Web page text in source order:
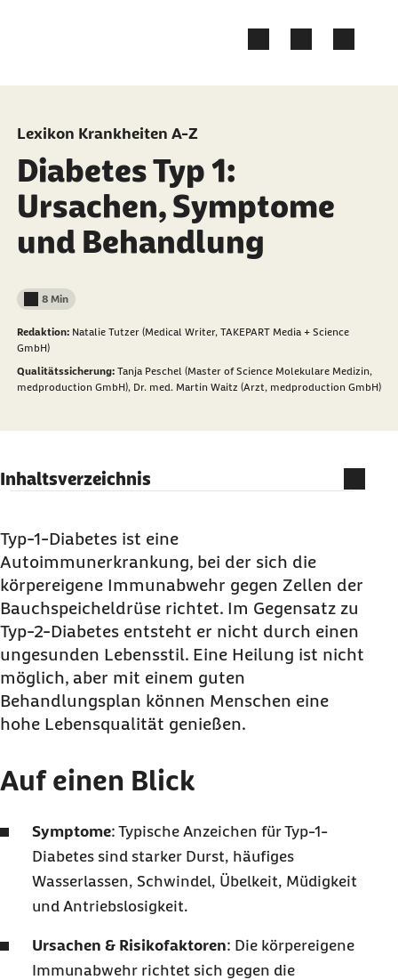
Lexikon Krankheiten A-Z
Diabetes Typ 1:
Ursachen, Symptome
und Behandlung
Lesedauer weniger als
8 Min
Redaktion: Natalie Tutzer (Medical Writer, TAKEPART Media + Science
GmbH)
Qualitätssicherung: Tanja Peschel (Master of Science Molekulare Medizin,
medproduction GmbH), Dr. med. Martin Waitz (Arzt, medproduction GmbH)
Inhaltsverzeichnis
Was ist Typ-1-Diabetes?
Symptome: Was passiert bei Diabetes Typ 1?
Ursachen und Risikofaktoren von Diabetes: Was
löst Diabetes Typ 1 aus?
Wie verläuft Diabetes Typ 1?
Diagnose: Diabetes Typ 1 erkennen
Behandlung von Diabetes: Was hilft?
Was kann ich selbst bei Diabetes tun?
Unterstützung
Typ-1-Diabetes ist eine
Autoimmunerkrankung, bei der sich die
körpereigene Immunabwehr gegen Zellen der
Bauchspeicheldrüse richtet. Im Gegensatz zu
Typ-2-Diabetes entsteht er nicht durch einen
ungesunden Lebensstil. Eine Heilung ist nicht
möglich, aber mit einem guten
Behandlungsplan können Menschen eine
hohe Lebensqualität genießen.
Auf einen Blick
Symptome: Typische Anzeichen für Typ-1-
Diabetes sind starker Durst, häufiges
Wasserlassen, Schwindel, Übelkeit, Müdigkeit
und Antriebslosigkeit.
Ursachen & Risikofaktoren: Die körpereigene
Immunabwehr richtet sich gegen die